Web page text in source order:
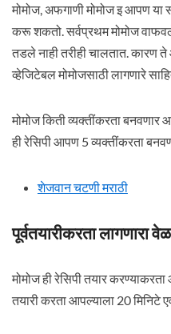
मोमोज, अफगाणी मोमोज इ आपण या
करू शकतो. सर्वप्रथम मोमोज
तडले नाही तरीही चालतात.
व्हेजिटेबल मोमोजसाठी लागणारे
मोमोज किती व्यक्तींकरता बनवणार
ही रेसिपी आपण 5 व्यक्तींकरता
शेजवान चटणी मराठी
पूर्वतयारीकरता लागणारा
मोमोज ही रेसिपी तयार करण्याकरता
तयारी करता आपल्याला 20 मिनिटे